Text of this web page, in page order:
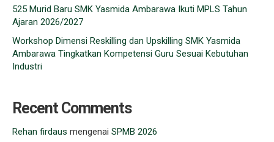
525 Murid Baru SMK Yasmida Ambarawa Ikuti MPLS Tahun
Ajaran 2026/2027
Workshop Dimensi Reskilling dan Upskilling SMK Yasmida
Ambarawa Tingkatkan Kompetensi Guru Sesuai Kebutuhan
Industri
Recent Comments
Rehan firdaus mengenai SPMB 2026